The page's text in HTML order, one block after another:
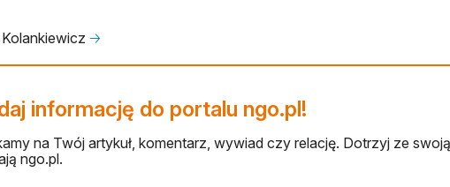
🡢
informację do portalu ngo.pl!
na Twój artykuł, komentarz, wywiad czy relację. Dotrzyj ze
ngo.pl.